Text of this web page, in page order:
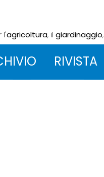
l'agricoltura, il giardinaggio,
RIVISTA